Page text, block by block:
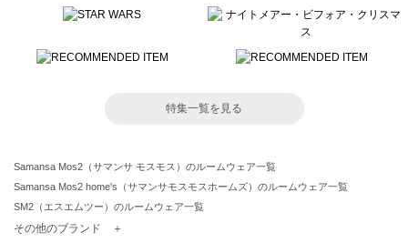
特集一覧を見る
Samansa Mos2（サマンサ モスモス）のルームウェア一覧
Samansa Mos2 home's（サマンサモスモスホームズ）のルームウェア一覧
SM2（エスエムツー）のルームウェア一覧
TSUHARU by Samansa Mos2（ツハルバイサマンサモスモス）のルームウェア一覧
その他のブランド ＋